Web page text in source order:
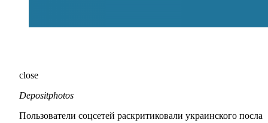
close
Depositphotos
Пользователи соцсетей раскритиковали украинского посла